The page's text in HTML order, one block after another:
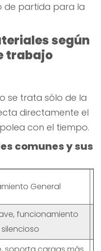
de partida para la
según
trabajo
se trata sólo de la
directamente el
con el tiempo.
comunes y sus
General
funcionamiento